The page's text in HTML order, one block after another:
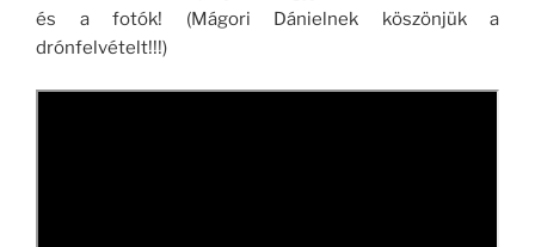
és a fotók! (Mágori Dánielnek köszönjük a
drónfelvételt!!!)